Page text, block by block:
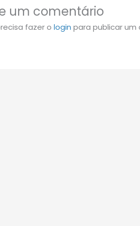
um comentário
fazer o login para publicar um